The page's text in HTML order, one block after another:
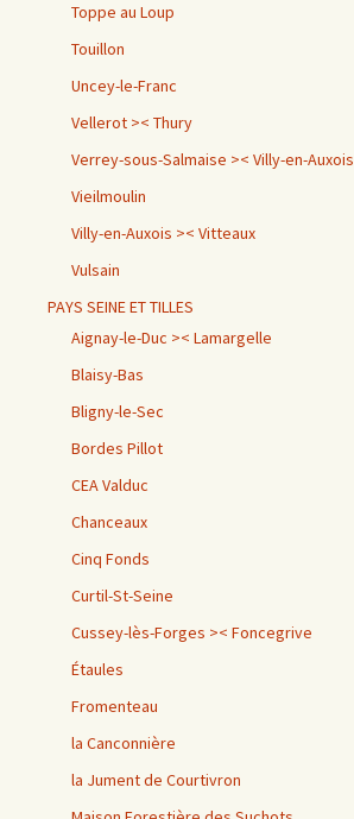
Toppe au Loup
Touillon
Uncey-le-Franc
Vellerot >< Thury
Verrey-sous-Salmaise >< Villy-en-Auxois
Vieilmoulin
Villy-en-Auxois >< Vitteaux
Vulsain
PAYS SEINE ET TILLES
Aignay-le-Duc >< Lamargelle
Blaisy-Bas
Bligny-le-Sec
Bordes Pillot
CEA Valduc
Chanceaux
Cinq Fonds
Curtil-St-Seine
Cussey-lès-Forges >< Foncegrive
Étaules
Fromenteau
la Canconnière
la Jument de Courtivron